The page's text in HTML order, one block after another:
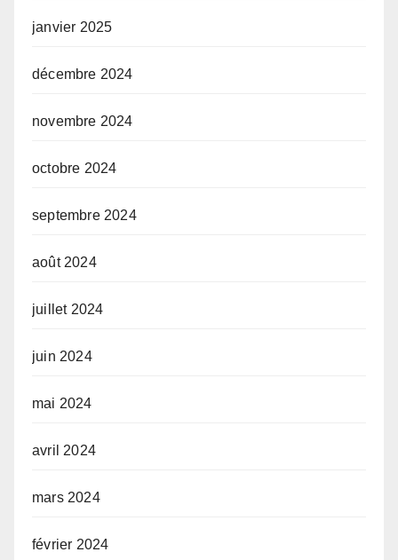
janvier 2025
décembre 2024
novembre 2024
octobre 2024
septembre 2024
août 2024
juillet 2024
juin 2024
mai 2024
avril 2024
mars 2024
février 2024